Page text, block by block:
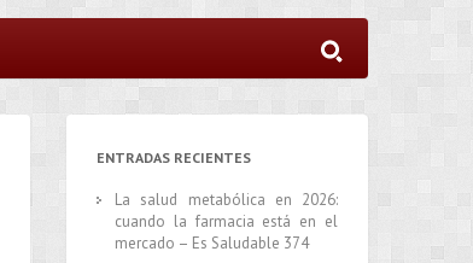
ENTRADAS RECIENTES
La salud metabólica en 2026:
cuando la farmacia está en el
mercado – Es Saludable 374